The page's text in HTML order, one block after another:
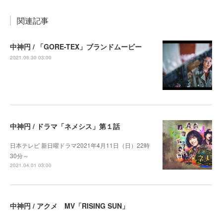
関連記事
中神円 / 「GORE-TEX」ブランドムービー
2021.06.30 03:00
中神円 / ドラマ「ネメシス」第１話
日本テレビ 新日曜ドラマ2021年4月11日（日）22時
30分～
2021.04.01 03:00
中神円 / アクメ MV「RISING SUN」